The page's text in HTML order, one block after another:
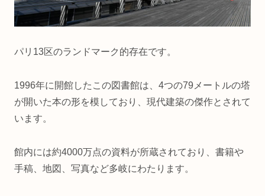
パリ13区のランドマーク的存在です。
1996年に開館したこの図書館は、4つの79メートルの塔
が開いた本の形を模しており、現代建築の傑作とされて
います。
館内には約4000万点の資料が所蔵されており、書籍や
手稿、地図、写真など多岐にわたります。